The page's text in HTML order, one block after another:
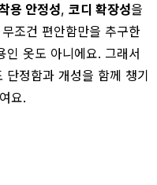
용 안정성, 코디 확장성을
조건 편안함만을 추구한
인 옷도 아니에요. 그래서
단정함과 개성을 함께 챙기
요.